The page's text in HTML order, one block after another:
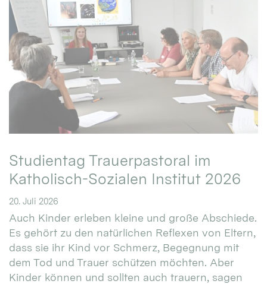
Studientag Trauerpastoral im
Katholisch-Sozialen Institut 2026
20. Juli 2026
Auch Kinder erleben kleine und große Abschiede.
Es gehört zu den natürlichen Reflexen von Eltern,
dass sie ihr Kind vor Schmerz, Begegnung mit
dem Tod und Trauer schützen möchten. Aber
Kinder können und sollten auch trauern, sagen